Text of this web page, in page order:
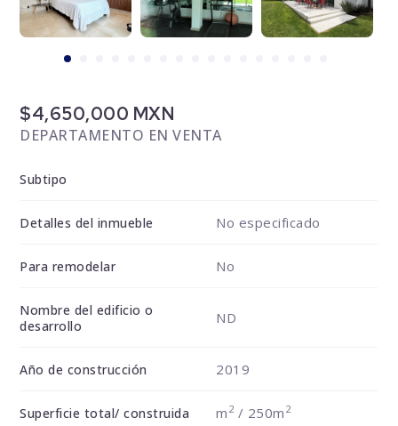
$4,650,000 MXN
DEPARTAMENTO EN VENTA
Subtipo
Detalles del inmueble No especificado
Para remodelar No
Nombre del edificio o
desarrollo
ND
Año de construcción 2019
Superficie total/ construida m 2/ 250m 2